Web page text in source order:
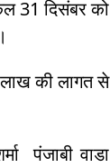
31 दिसंबर को
की लागत से
पंजाबी वाडा